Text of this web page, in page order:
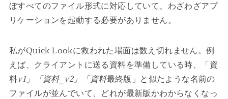
ぼすべてのファイル形式に対応していて、わざわざアプ
リケーションを起動する必要がありません。
私がQuick Lookに救われた場面は数え切れません。例
えば、クライアントに送る資料を準備している時、「資
料v1」「資料_v2」「資料最終版」と似たような名前の
ファイルが並んでいて、どれが最新版かわからなくなっ